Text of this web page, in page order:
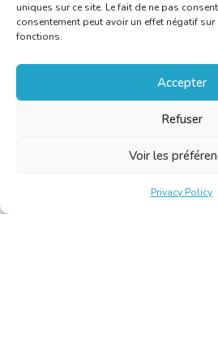
uniques sur ce site. Le fait de ne pas
consentement peut avoir un effet négatif
fonctions.
Accepter
Refuser
Voir les
Privacy Policy